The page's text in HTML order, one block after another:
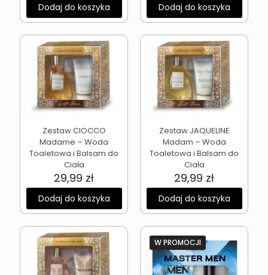
Dodaj do koszyka Dodaj do koszyka
Zestaw CIOCCO
Madame – Woda
Toaletowa i Balsam do
Ciała
29,99 zł
Dodaj do koszyka
Zestaw JAQUELINE
Madam – Woda
Toaletowa i Balsam do
Ciała
29,99 zł
Dodaj do koszyka
W PROMOCJI